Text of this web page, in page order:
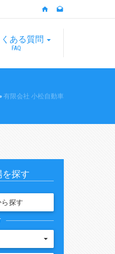
ある質問
FAQ
» 有限会社 小松自動車
探す
探す